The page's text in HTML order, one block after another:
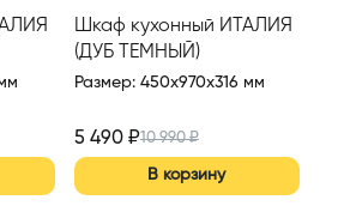
Шкаф кухонный ИТАЛИЯ
(ДУБ ТЕМНЫЙ)
Размер: 450x970x316 мм
5 490₽10 990₽
В корзину